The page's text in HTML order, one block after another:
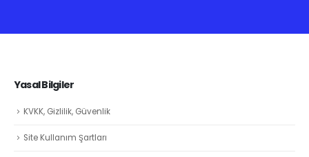
Yasal Bilgiler
KVKK, Gizlilik, Güvenlik
Site Kullanım Şartları